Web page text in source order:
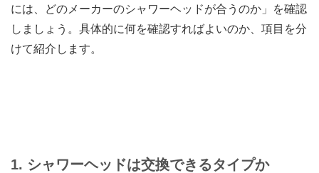
には、どのメーカーのシャワーヘッドが合うのか」を確認
しましょう。具体的に何を確認すればよいのか、項目を分
けて紹介します。
1. シャワーヘッドは交換できるタイプか